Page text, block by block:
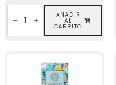
Gel
ducha
con
Oblepikha
Profesional
cantidad
AÑADIR
AL
CARRITO